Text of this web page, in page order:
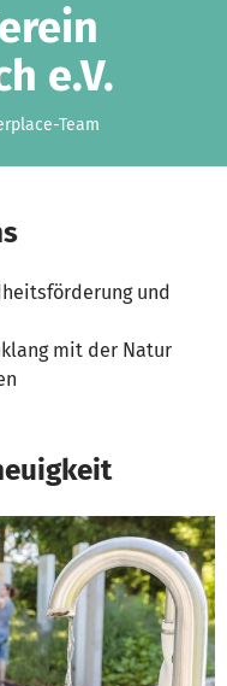
e.V.
Team
und
mit der Natur